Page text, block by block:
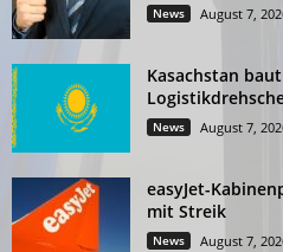
News August 7,
Kasachstan
News August 7,
easyJet-
mit Streik
News August 7,